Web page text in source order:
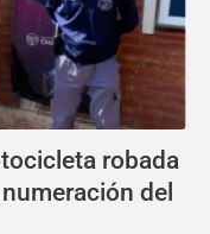
robada
del